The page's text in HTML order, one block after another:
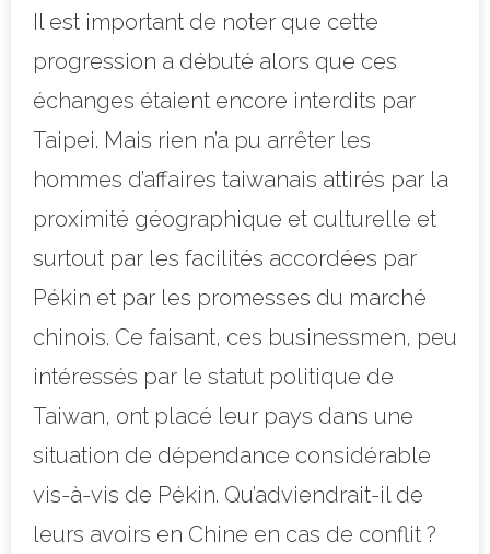
Il est important de noter que cette
progression a débuté alors que ces
échanges étaient encore interdits par
Taipei. Mais rien n’a pu arrêter les
hommes d’affaires taiwanais attirés par la
proximité géographique et culturelle et
surtout par les facilités accordées par
Pékin et par les promesses du marché
chinois. Ce faisant, ces businessmen, peu
intéressés par le statut politique de
Taiwan, ont placé leur pays dans une
situation de dépendance considérable
vis-à-vis de Pékin. Qu’adviendrait-il de
leurs avoirs en Chine en cas de conflit ?